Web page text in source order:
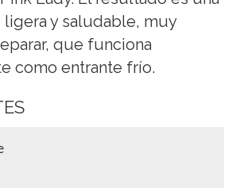
ligera y saludable, muy
que funciona
como entrante frío.